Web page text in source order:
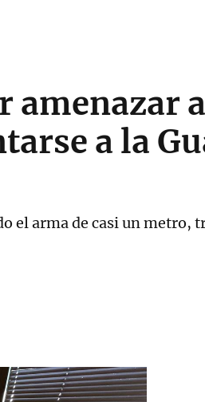
amenazar
a la
el arma de casi un metro,